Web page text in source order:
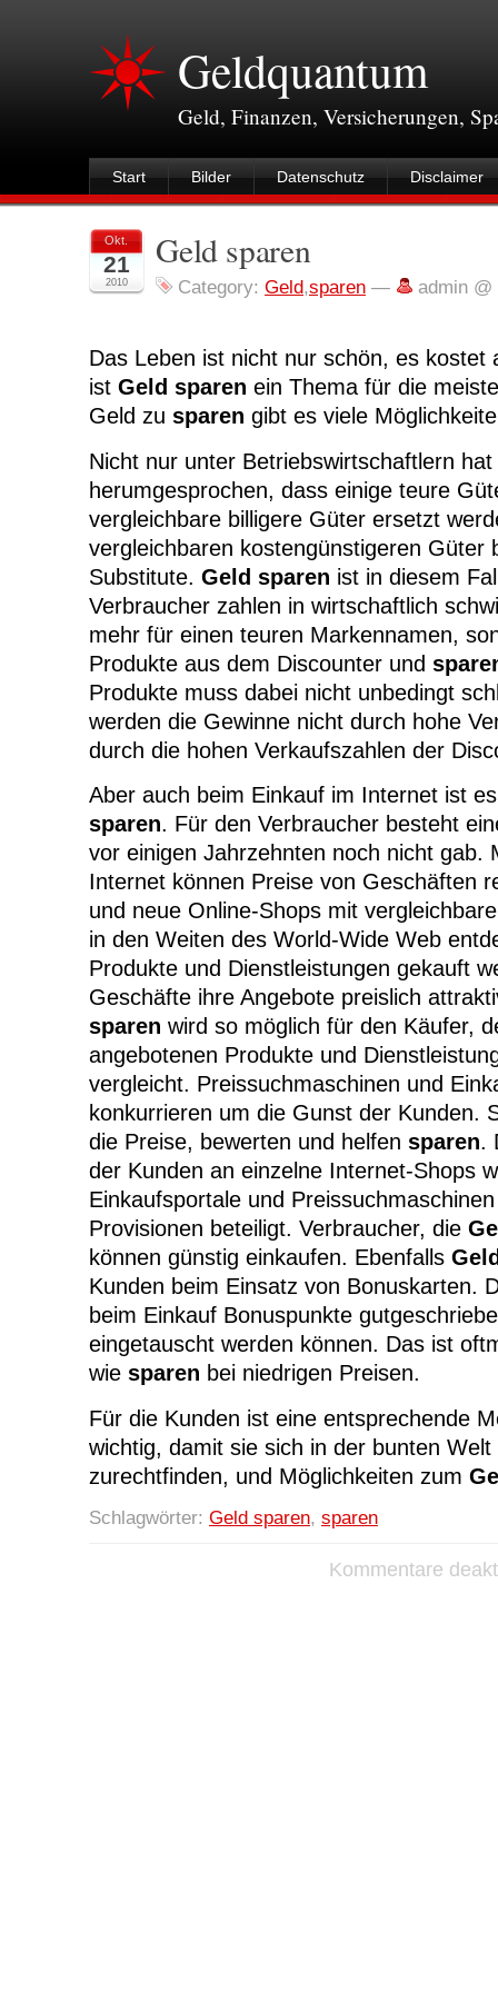
Geldquantum
Geld, Finanzen, Versicherungen,
Start Bilder Datenschutz Disclaimer
Okt.
21
2010
Geld sparen
Category: Geld,sparen — admin @
Das Leben ist nicht nur schön, es kostet
ist Geld sparen ein Thema für die
Geld zu sparen gibt es viele
Nicht nur unter Betriebswirtschaftlern
herumgesprochen, dass einige teure
vergleichbare billigere Güter ersetzt
vergleichbaren kostengünstigeren Güter
Substitute. Geld sparen ist in diesem
Verbraucher zahlen in wirtschaftlich
mehr für einen teuren Markennamen,
Produkte aus dem Discounter und
Produkte muss dabei nicht unbedingt
werden die Gewinne nicht durch hohe
durch die hohen Verkaufszahlen der
Aber auch beim Einkauf im Internet ist
sparen. Für den Verbraucher besteht
vor einigen Jahrzehnten noch nicht gab.
Internet können Preise von Geschäften
und neue Online-Shops mit
in den Weiten des World-Wide Web
Produkte und Dienstleistungen gekauft
Geschäfte ihre Angebote preislich
sparen wird so möglich für den Käufer,
angebotenen Produkte und
vergleicht. Preissuchmaschinen und
konkurrieren um die Gunst der Kunden.
die Preise, bewerten und helfen sparen.
der Kunden an einzelne Internet-Shops
Einkaufsportale und
Provisionen beteiligt. Verbraucher, die
können günstig einkaufen. Ebenfalls
Kunden beim Einsatz von Bonuskarten.
beim Einkauf Bonuspunkte
eingetauscht werden können. Das ist
wie sparen bei niedrigen Preisen.
Für die Kunden ist eine entsprechende
wichtig, damit sie sich in der bunten
zurechtfinden, und Möglichkeiten zum
Schlagwörter: Geld sparen, sparen
Kommentare